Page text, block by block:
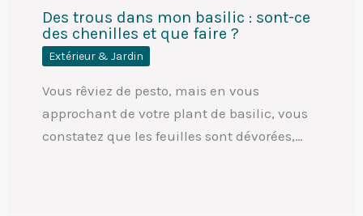
Des trous dans mon basilic : sont-ce
des chenilles et que faire ?
Extérieur & Jardin
Vous rêviez de pesto, mais en vous
approchant de votre plant de basilic, vous
constatez que les feuilles sont dévorées,…